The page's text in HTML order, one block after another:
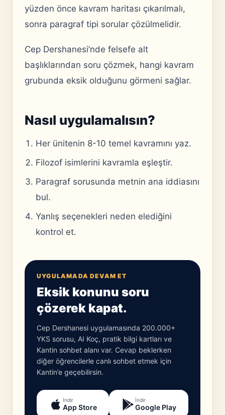
yüzden önce kavram haritası çıkarılmalı,
sonra paragraf tipi sorular çözülmelidir.
Cep Dershanesi’nde felsefe alt
başlıklarından soru çözmek, hangi kavram
grubunda eksik olduğunu görmeni sağlar.
Nasıl uygulamalısın?
Her ünitenin 8-10 temel kavramını yaz.
Filozof isimlerini kavramla eşleştir.
Paragraf sorusunda metnin ana iddiasını
bul.
Yanlış seçenekleri neden elediğini
kontrol et.
UYGULAMADA DEVAM ET
Eksik konunu soru
çözerek kapat.
Cep Dershanesi uygulamasında 200.000+
YKS sorusu, AI Koç, pratik bilgi kartları ve
Kantin sohbet alanı var. Cevap beklerken
diğer öğrencilerle canlı sohbet etmek için
Kantin’e geçebilirsin.
İndir
App Store
İndir
Google Play